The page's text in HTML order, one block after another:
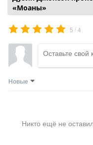
«Моаны»
5 /4
Новые
Никто ещё не